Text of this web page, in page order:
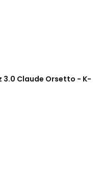
Claude Orsetto - K-